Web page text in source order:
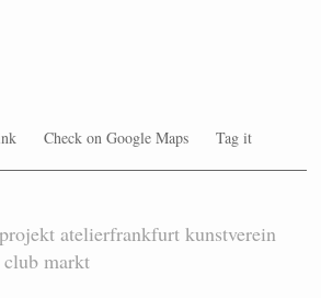
Check on Google Maps Tag it
projekt atelierfrankfurt kunstverein
club markt